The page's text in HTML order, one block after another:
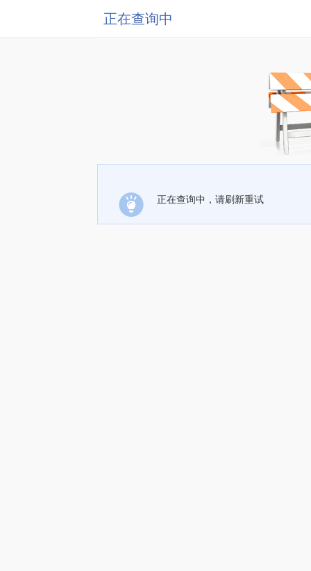
正在查询中
正在查询中，请刷新重试